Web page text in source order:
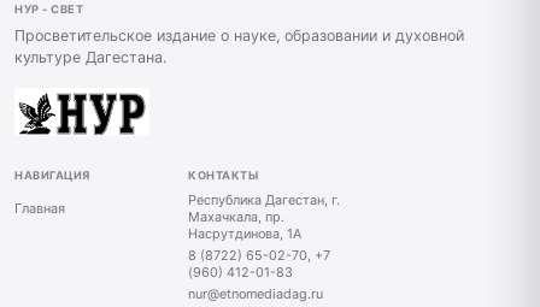
НУР - СВЕТ
Просветительское издание о науке, образовании и духовной
культуре Дагестана.
НАВИГАЦИЯ
Главная
КОНТАКТЫ
Республика Дагестан, г.
Махачкала, пр.
Насрутдинова, 1А
8 (8722) 65-02-70, +7
(960) 412-01-83
nur@etnomediadag.ru